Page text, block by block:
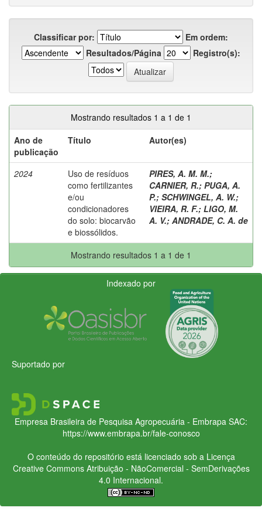
Classificar por:
Em ordem:
Resultados/Página
Registro(s):
Mostrando resultados 1 a 1 de 1
Ano de
publicação
Título Autor(es)
2024
Uso de resíduos
como fertilizantes
e/ou
condicionadores
do solo: biocarvão
e biossólidos.
PIRES, A. M. M.;
CARNIER, R.; PUGA, A.
P.; SCHWINGEL, A. W.;
VIEIRA, R. F.; LIGO, M.
A. V.; ANDRADE, C. A. de
Mostrando resultados 1 a 1 de 1
Indexado por
Suportado por
Empresa Brasileira de Pesquisa Agropecuária - Embrapa SAC:
https://www.embrapa.br/fale-conosco
O conteúdo do repositório está licenciado sob a Licença
Creative CommonsAtribuição - NãoComercial - SemDerivações
4.0 Internacional.